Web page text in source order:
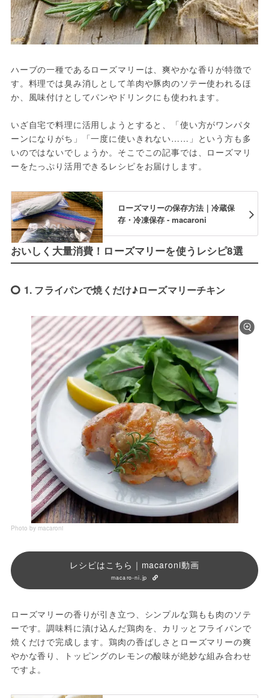
ハーブの一種であるローズマリーは、爽やかな香りが特徴で
す。料理では臭み消しとして羊肉や豚肉のソテー使われるほ
か、風味付けとしてパンやドリンクにも使われます。
いざ自宅で料理に活用しようとすると、「使い方がワンパタ
ーンになりがち」「一度に使いきれない……」という方も多
いのではないでしょうか。そこでこの記事では、ローズマリ
ーをたっぷり活用できるレシピをお届けします。
ローズマリーの保存方法｜冷蔵保
存・冷凍保存 - macaroni
おいしく大量消費！ローズマリーを使うレシピ8選
1. フライパンで焼くだけ♪ローズマリーチキン
Photo by macaroni
レシピはこちら｜macaroni動画
macaro-ni.jp
ローズマリーの香りが引き立つ、シンプルな鶏もも肉のソテ
ーです。調味料に漬け込んだ鶏肉を、カリッとフライパンで
焼くだけで完成します。鶏肉の香ばしさとローズマリーの爽
やかな香り、トッピングのレモンの酸味が絶妙な組み合わせ
ですよ。